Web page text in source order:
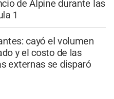
de Alpine durante las
1
cayó el volumen
y el costo de las
externas se disparó